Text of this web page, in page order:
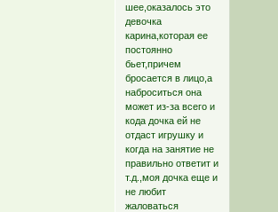
шее,оказалось это
девочка
карина,которая ее
постоянно
бьет,причем
бросается в лицо,а
наброситься она
может из-за всего и
кода дочка ей не
отдаст игрушку и
когда на занятие не
правильно ответит и
т.д.,моя дочка еще и
не любит
жаловаться